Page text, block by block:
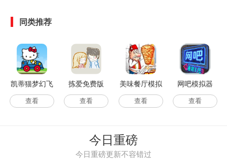
同类推荐
凯蒂猫梦幻飞
行
查看
拣爱免费版
查看
美味餐厅模拟
经营2
查看
网吧模拟器
查看
今日重磅
今日重磅更新不容错过